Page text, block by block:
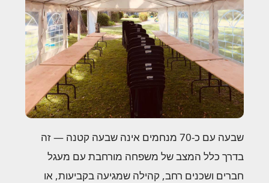
שבעה עם כ-70 מנחמים אינה שבעה קטנה — זה
בדרך כלל המצב של משפחה מורחבת עם מעגל
חברים ושכנים רחב, קהילה שמגיעה בקביעות, או